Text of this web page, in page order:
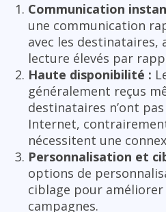
Communication
une communication
avec les destinataires,
lecture élevés par
Haute disponibilité :
généralement reçus
destinataires n’ont pas
Internet,
nécessitent une
Personnalisation et
options de
ciblage pour améliorer
campagnes.